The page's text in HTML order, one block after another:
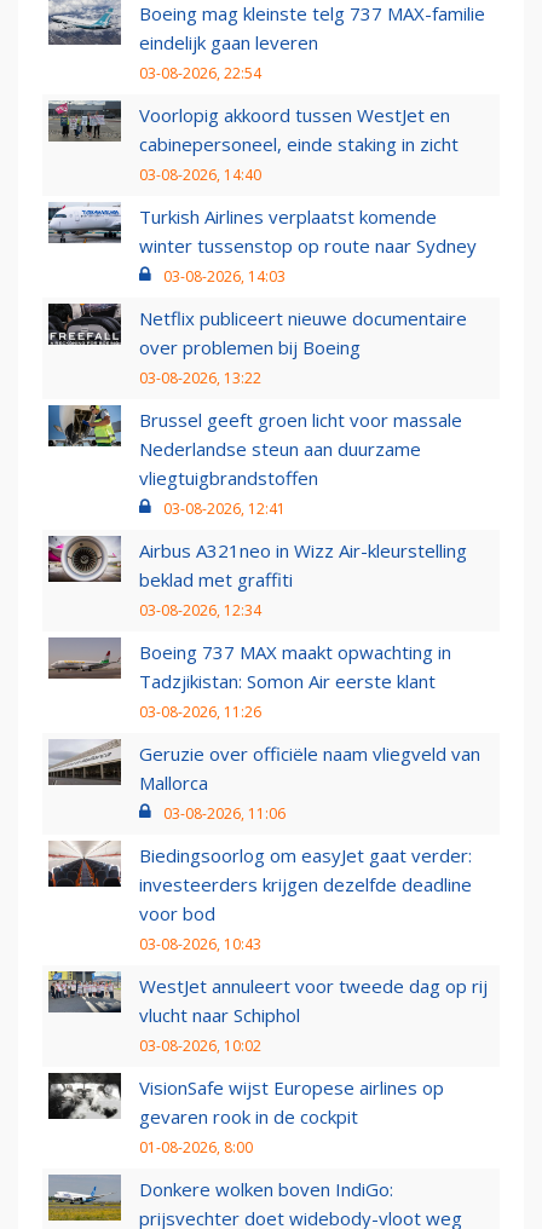
Boeing mag kleinste telg 737 MAX-familie
eindelijk gaan leveren
03-08-2026, 22:54
Voorlopig akkoord tussen WestJet en
cabinepersoneel, einde staking in zicht
03-08-2026, 14:40
Turkish Airlines verplaatst komende
winter tussenstop op route naar Sydney
03-08-2026, 14:03
Netflix publiceert nieuwe documentaire
over problemen bij Boeing
03-08-2026, 13:22
Brussel geeft groen licht voor massale
Nederlandse steun aan duurzame
vliegtuigbrandstoffen
03-08-2026, 12:41
Airbus A321neo in Wizz Air-kleurstelling
beklad met graffiti
03-08-2026, 12:34
Boeing 737 MAX maakt opwachting in
Tadzjikistan: Somon Air eerste klant
03-08-2026, 11:26
Geruzie over officiële naam vliegveld van
Mallorca
03-08-2026, 11:06
Biedingsoorlog om easyJet gaat verder:
investeerders krijgen dezelfde deadline
voor bod
03-08-2026, 10:43
WestJet annuleert voor tweede dag op rij
vlucht naar Schiphol
03-08-2026, 10:02
VisionSafe wijst Europese airlines op
gevaren rook in de cockpit
01-08-2026, 8:00
Donkere wolken boven IndiGo:
prijsvechter doet widebody-vloot weg